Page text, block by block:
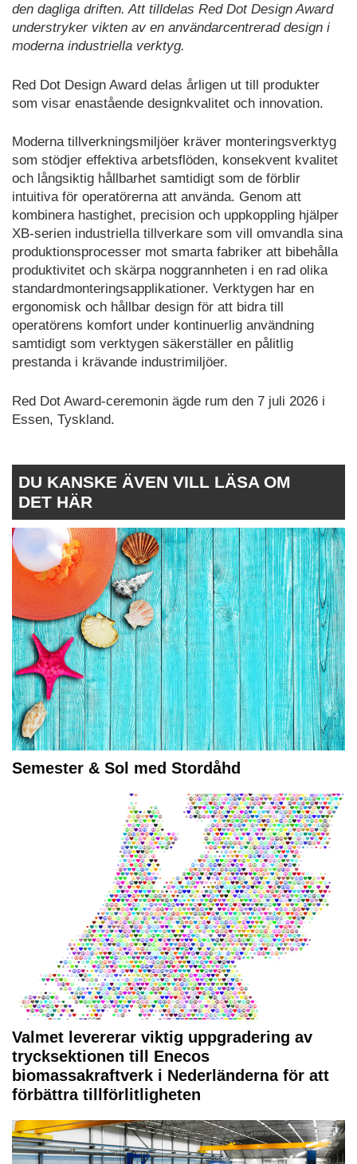
den dagliga driften. Att tilldelas Red Dot Design Award
understryker vikten av en användarcentrerad design i
moderna industriella verktyg.
Red Dot Design Award delas årligen ut till produkter
som visar enastående designkvalitet och innovation.
Moderna tillverkningsmiljöer kräver monteringsverktyg
som stödjer effektiva arbetsflöden, konsekvent kvalitet
och långsiktig hållbarhet samtidigt som de förblir
intuitiva för operatörerna att använda. Genom att
kombinera hastighet, precision och uppkoppling hjälper
XB-serien industriella tillverkare som vill omvandla sina
produktionsprocesser mot smarta fabriker att bibehålla
produktivitet och skärpa noggrannheten i en rad olika
standardmonteringsapplikationer. Verktygen har en
ergonomisk och hållbar design för att bidra till
operatörens komfort under kontinuerlig användning
samtidigt som verktygen säkerställer en pålitlig
prestanda i krävande industrimiljöer.
Red Dot Award-ceremonin ägde rum den 7 juli 2026 i
Essen, Tyskland.
DU KANSKE ÄVEN VILL LÄSA OM
DET HÄR
Semester & Sol med Stordåhd
Valmet levererar viktig uppgradering av
trycksektionen till Enecos
biomassakraftverk i Nederländerna för att
förbättra tillförlitligheten